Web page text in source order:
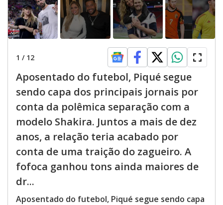
1 / 12
Aposentado do futebol, Piqué segue
sendo capa dos principais jornais por
conta da polêmica separação com a
modelo Shakira. Juntos a mais de dez
anos, a relação teria acabado por
conta de uma traição do zagueiro. A
fofoca ganhou tons ainda maiores de
dr...
Aposentado do futebol, Piqué segue sendo capa